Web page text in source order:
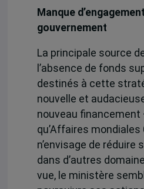
Manque
gouvernement
La principale source
l’absence de fonds
destinés à cette
nouvelle et
nouveau financement
qu’Affaires mondiales
n’envisage de réduire
dans d’autres
vue, le ministère